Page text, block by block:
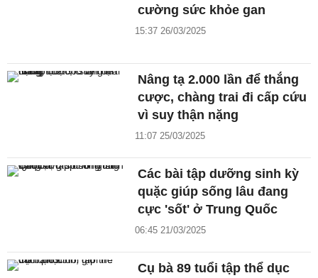
cường sức khỏe gan
15:37 26/03/2025
Nâng tạ 2.000 lần để thắng
cược, chàng trai đi cấp cứu
vì suy thận nặng
11:07 25/03/2025
Các bài tập dưỡng sinh kỳ
quặc giúp sống lâu đang
cực 'sốt' ở Trung Quốc
06:45 21/03/2025
Cụ bà 89 tuổi tập thể dục